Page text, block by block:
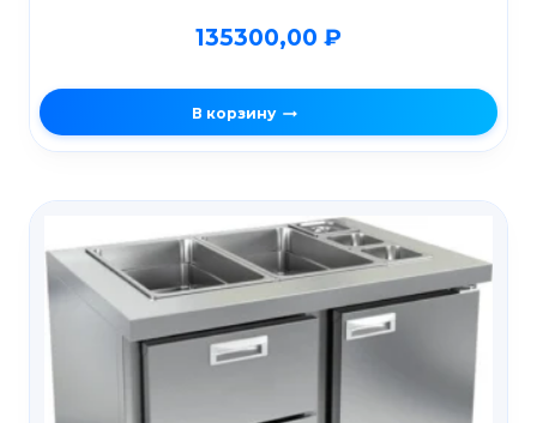
135300,00 ₽
В корзину